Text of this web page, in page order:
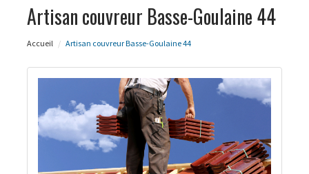
Artisan couvreur Basse-Goulaine 44
Accueil Artisan couvreur Basse-Goulaine 44